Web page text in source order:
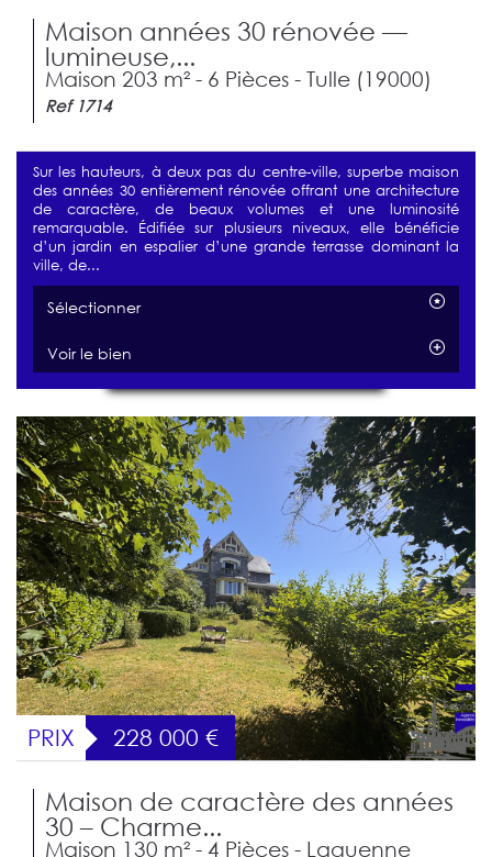
Maison années 30 rénovée —
lumineuse,...
Maison 203 m² - 6 Pièces - Tulle (19000)
Ref 1714
Sur les hauteurs, à deux pas du centre-ville, superbe maison
des années 30 entièrement rénovée offrant une architecture
de caractère, de beaux volumes et une luminosité
remarquable. Édifiée sur plusieurs niveaux, elle bénéficie
d’un jardin en espalier d’une grande terrasse dominant la
ville, de...
Sélectionner
Voir le bien
PRIX 228 000 €
Maison de caractère des années
30 – Charme...
Maison 130 m² - 4 Pièces - Laguenne